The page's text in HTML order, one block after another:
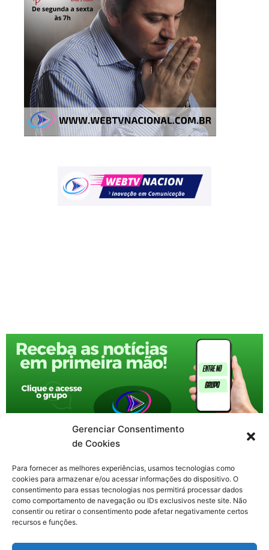
Gerenciar Consentimento
de Cookies
Para fornecer as melhores experiências, usamos tecnologias como
cookies para armazenar e/ou acessar informações do dispositivo. O
consentimento para essas tecnologias nos permitirá processar dados
como comportamento de navegação ou IDs exclusivos neste site. Não
consentir ou retirar o consentimento pode afetar negativamente certos
recursos e funções.